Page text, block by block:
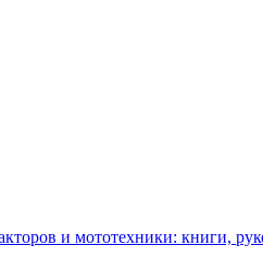
и мототехники: книги,